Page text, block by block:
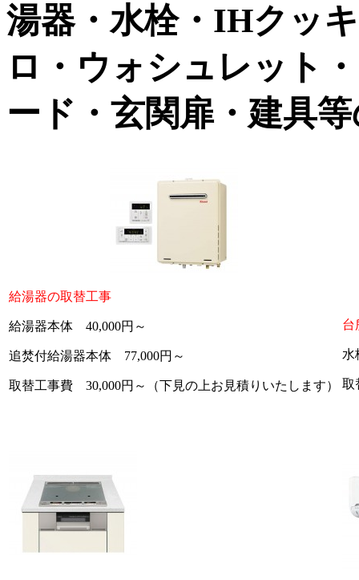
湯器・水栓・IHクッ
ロ・ウォシュレット
ード・玄関扉・建具
給湯器の取替工事
給湯器本体 40,000円～
追焚付給湯器本体 77,000円～
取替工事費 30,000円～（下見の上お見積りいたします）
台
水
取